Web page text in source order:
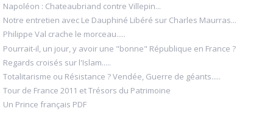
Napoléon : Chateaubriand contre Villepin...
Notre entretien avec Le Dauphiné Libéré sur Charles Maurras...
Philippe Val crache le morceau.....
Pourrait-il, un jour, y avoir une "bonne" République en France ?
Regards croisés sur l'Islam.....
Totalitarisme ou Résistance ? Vendée, Guerre de géants.....
Tour de France 2011 et Trésors du Patrimoine
Un Prince français PDF